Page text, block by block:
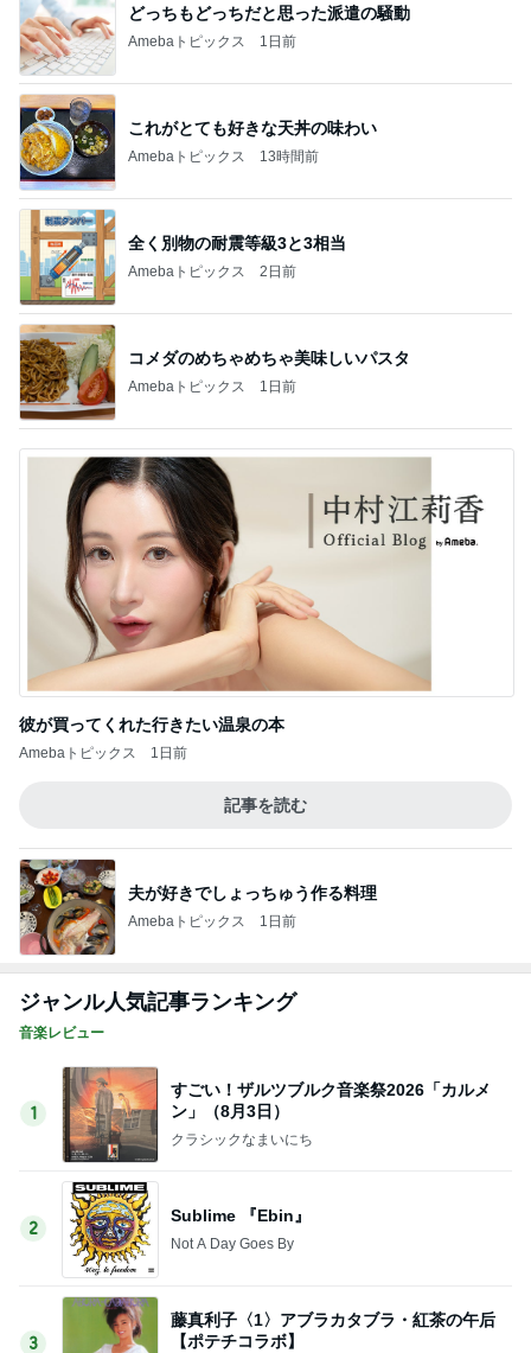
どっちもどっちだと思った派遣の騒動
Amebaトピックス 1日前
これがとても好きな天丼の味わい
Amebaトピックス 13時間前
全く別物の耐震等級3と3相当
Amebaトピックス 2日前
コメダのめちゃめちゃ美味しいパスタ
Amebaトピックス 1日前
彼が買ってくれた行きたい温泉の本
Amebaトピックス 1日前
記事を読む
夫が好きでしょっちゅう作る料理
Amebaトピックス 1日前
ジャンル人気記事ランキング
音楽レビュー
1
すごい！ザルツブルク音楽祭2026「カルメ
ン」（8月3日）
クラシックなまいにち
2
Sublime 『Ebin』
Not A Day Goes By
3
藤真利子〈1〉アブラカタブラ・紅茶の午后
【ポテチコラボ】